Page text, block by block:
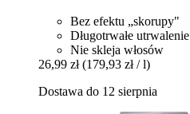
Bez efektu „skorupy"
Długotrwałe utrwalenie
Nie skleja włosów
26,99 zł (179,93 zł / l)
Dostawa do 12 sierpnia